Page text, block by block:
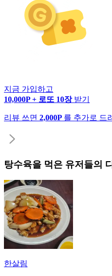
지금 가입하고
10,000P + 로또 10장 받기
리뷰 쓰면 2,000P 를 추가로 드
탕수육을 먹은 유저들의
한살림